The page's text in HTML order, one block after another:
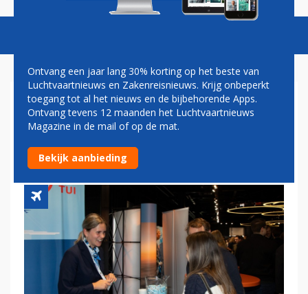
TUI BEVESTIGD ALS
DEELNEMER CAREER
EXPERIENCE JANUARI 2026
Ontvang een jaar lang 30% korting op het beste van
Luchtvaartnieuws en Zakenreisnieuws. Krijg onbeperkt
toegang tot al het nieuws en de bijbehorende Apps.
Ontvang tevens 12 maanden het Luchtvaartnieuws
Magazine in de mail of op de mat.
Bekijk aanbieding